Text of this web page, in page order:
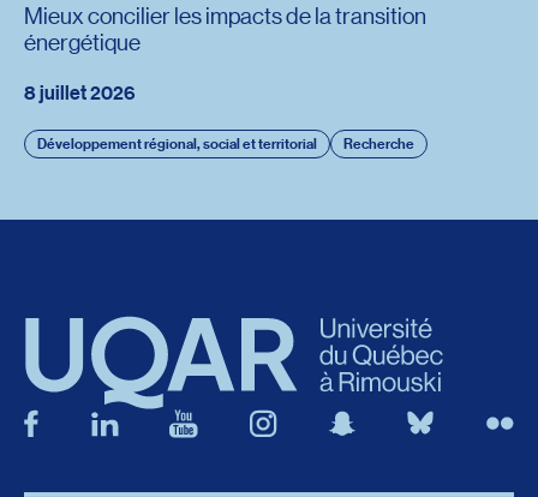
8 juillet 2026
Développement régional, social et territorial Recherche
Mieux concilier les impacts de la transition
énergétique